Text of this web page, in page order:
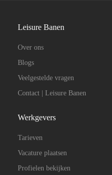
Leisure Banen
Over ons
Blogs
Veelgestelde vragen
Contact | Leisure Banen
Werkgevers
Tarieven
Vacature plaatsen
Profielen bekijken